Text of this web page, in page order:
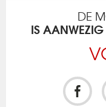
DE
IS